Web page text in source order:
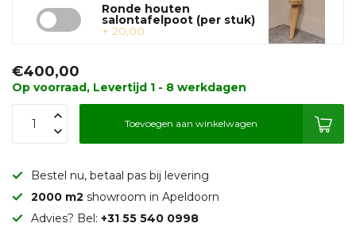
Ronde houten
salontafelpoot (per stuk)
+ 20,00
€400,00
Op voorraad, Levertijd 1 - 8 werkdagen
Toevoegen aan winkelwagen
Bestel nu, betaal pas bij levering
2000 m2 showroom in Apeldoorn
Advies? Bel: +31 55 540 0998